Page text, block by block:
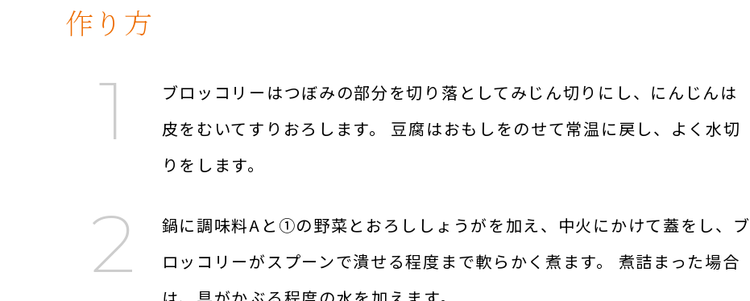
作り方
ブロッコリーはつぼみの部分を切り落としてみじん切りにし、にんじんは
皮をむいてすりおろします。 豆腐はおもしをのせて常温に戻し、よく水切
りをします。
鍋に調味料Aと①の野菜とおろししょうがを加え、中火にかけて蓋をし、ブ
ロッコリーがスプーンで潰せる程度まで軟らかく煮ます。 煮詰まった場合